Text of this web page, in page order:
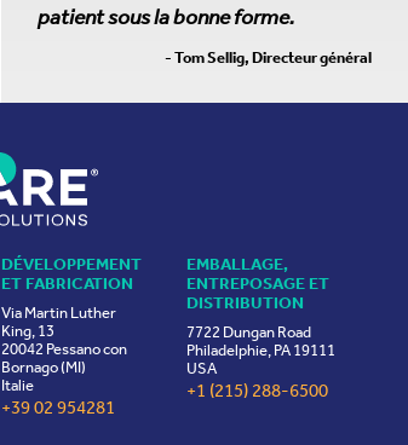
patient sous la bonne forme.
- Tom Sellig, Directeur général
DÉVELOPPEMENT
ET FABRICATION
Via Martin Luther
King, 13
20042 Pessano con
Bornago (MI)
Italie
+39 02 954281
EMBALLAGE,
ENTREPOSAGE ET
DISTRIBUTION
7722 Dungan Road
Philadelphie, PA 19111
USA
+1 (215) 288-6500